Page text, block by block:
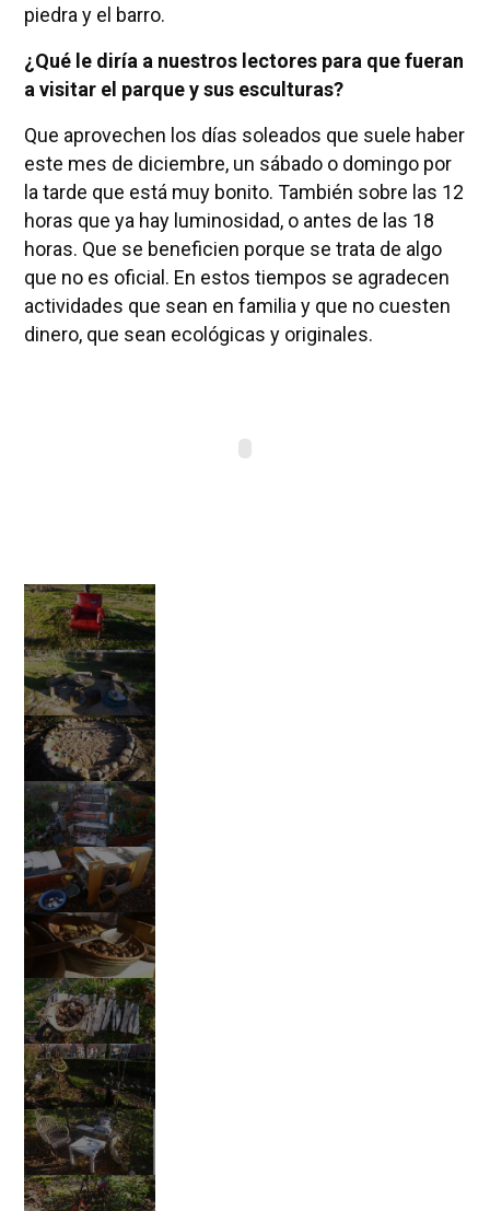
piedra y el barro.
¿Qué le diría a nuestros lectores para que fueran
a visitar el parque y sus esculturas?
Que aprovechen los días soleados que suele haber
este mes de diciembre, un sábado o domingo por
la tarde que está muy bonito. También sobre las 12
horas que ya hay luminosidad, o antes de las 18
horas. Que se beneficien porque se trata de algo
que no es oficial. En estos tiempos se agradecen
actividades que sean en familia y que no cuesten
dinero, que sean ecológicas y originales.